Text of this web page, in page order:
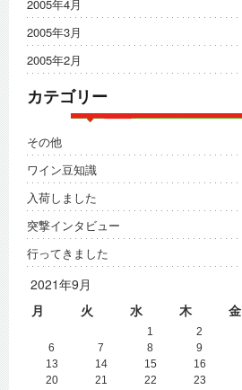
2005年4月
2005年3月
2005年2月
カテゴリー
その他
ワイン豆知識
入荷しました
突撃インタビュー
行ってきました
2021年9月
月
火 水 木 金
1 2
6
7 8 9
13
14 15 16
20
21 22 23